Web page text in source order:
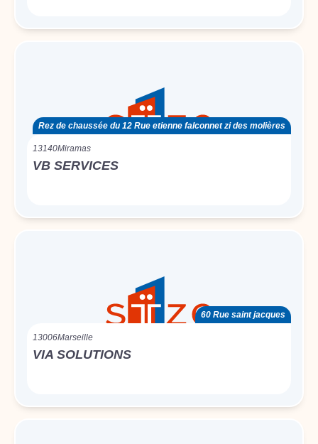
Rez de chaussée du 12 Rue etienne falconnet zi des molières
13140Miramas
VB SERVICES
60 Rue saint jacques
13006Marseille
VIA SOLUTIONS